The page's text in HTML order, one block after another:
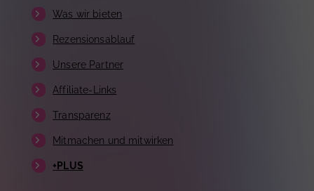
Was wir bieten
Rezensionsablauf
Unsere Partner
Affiliate-Links
Transparenz
Mitmachen und mitwirken
+PLUS